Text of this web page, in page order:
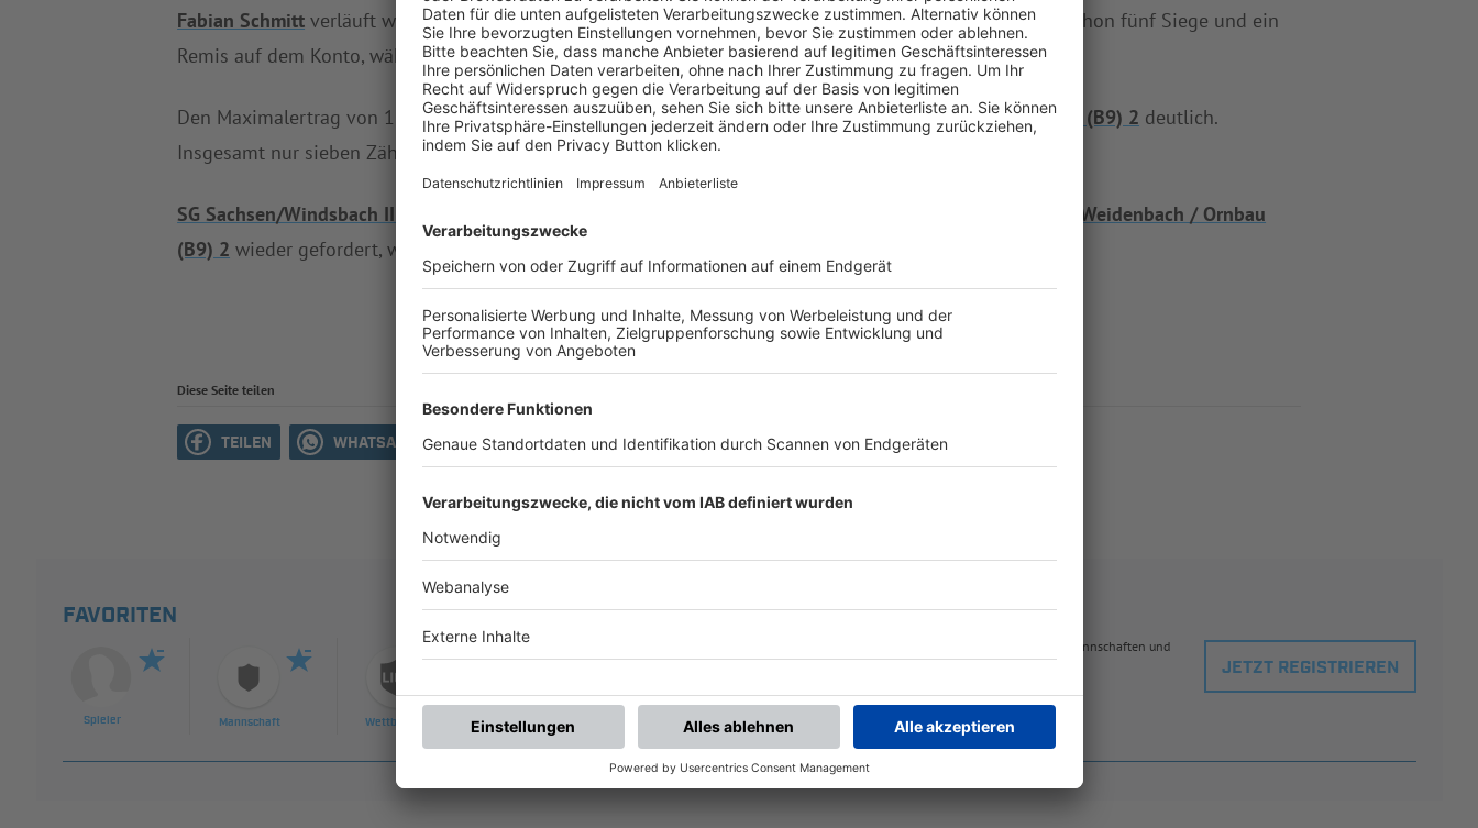
Fabian Schmitt verläuft weiterhin vielversprechend. Insgesamt hatSG Weidenbach / Ornbau (B9) 2nun schon fünf Siege und ein
Remis auf dem Konto, während es erst drei Niederlagen setzte.
Den Maximalertrag von 15 Punkten aus den vergangenen fünf Spielen verfehlteSG Weidenbach / Ornbau (B9) 2 deutlich.
Insgesamt nur sieben Zähler weistSG Weidenbach / Ornbau (B9) 2
SG Sachsen/Windsbach II (B9)
SG Weidenbach / Ornbau
(B9) 2 wieder gefordert, wenn
Diese Seite teilen
TEILEN WHATSAPP MAIL
FAVORITEN
Spieler Mannschaft Wettbewerb
Nach der Registrierung kannst du dir Favoriten setzen. So bist du ganz nah an deinen Lieblingsspielern, Mannschaften und
Ligen, die dann direkt hier angezeigt werden.
JETZT REGISTRIEREN